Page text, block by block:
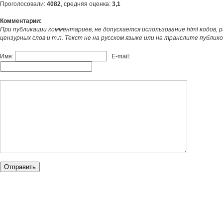
Проголосовали: 4082, средняя оценка: 3,1
Комментарии:
При публикации комментариев, не допускается использование html кодов,
цензурных слов и т.п. Текст не на русском языке или на транслите
Имя: E-mail: